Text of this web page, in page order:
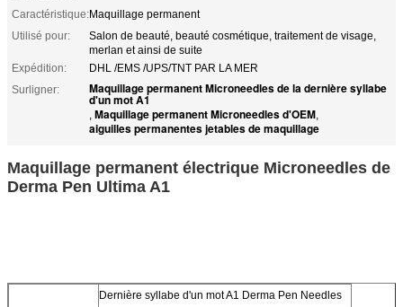
Caractéristique:Maquillage permanent
Utilisé pour:
Salon de beauté, beauté cosmétique, traitement de visage,
merlan et ainsi de suite
Expédition:
DHL /EMS /UPS/TNT PAR LA MER
Surligner:
Maquillage permanent Microneedles de la dernière syllabe
d'un mot A1
, Maquillage permanent Microneedles d'OEM,
aiguilles permanentes jetables de maquillage
Maquillage permanent électrique Microneedles de
Derma Pen Ultima A1
Dernière syllabe d'un mot A1 Derma Pen Needles